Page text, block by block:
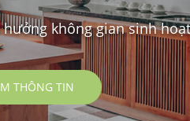
không gian sinh
THÔNG TIN